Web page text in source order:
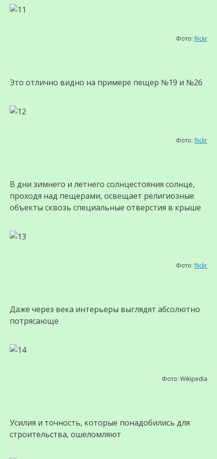
Фото: flickr
Это отлично видно на примере пещер №19 и №26
Фото: flickr
В дни зимнего и летнего солнцестояния солнце,
проходя над пещерами, освещает религиозные
объекты сквозь специальные отверстия в крыше
Фото: flickr
Даже через века интерьеры выглядят абсолютно
потрясающе
Фото: Wikipedia
Усилия и точность, которые понадобились для
строительства, ошеломляют